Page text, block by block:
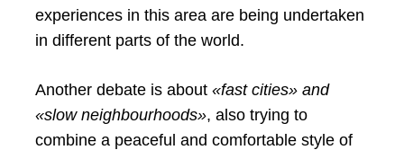
experiences in this area are being undertaken
in different parts of the world.
Another debate is about «fast cities» and
«slow neighbourhoods», also trying to
combine a peaceful and comfortable style of